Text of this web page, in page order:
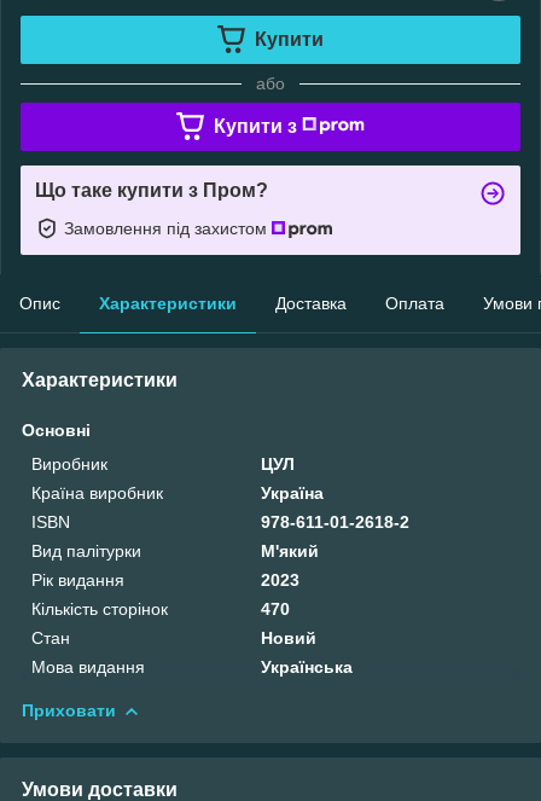
Купити
або
Купити з
Що таке купити з Пром?
Замовлення під захистом
Опис Характеристики Доставка Оплата Умови
Характеристики
Основні
Виробник
ЦУЛ
Країна виробник
Україна
ISBN
978-611-01-2618-2
Вид палітурки
М'який
Рік видання
2023
Кількість сторінок
470
Стан
Новий
Мова видання
Українська
Приховати
Умови доставки